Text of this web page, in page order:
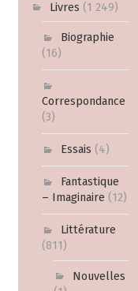
Livres (1 249)
Biographie
(16)
Correspondance
(3)
Essais (4)
Fantastique
– Imaginaire (12)
Littérature
(811)
Nouvelles